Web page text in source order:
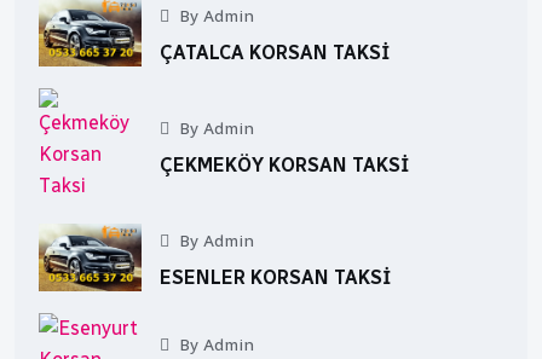
By Admin
ÇATALCA KORSAN TAKSI
By Admin
ÇEKMEKÖY KORSAN TAKSI
By Admin
ESENLER KORSAN TAKSI
By Admin